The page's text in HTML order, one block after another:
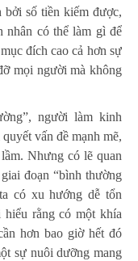
bởi số tiền kiếm được,
nhân có thể làm gì để
đích cao cả hơn sự
mọi người mà không
người làm kinh
vấn đề mạnh mẽ,
Nhưng có lẽ quan
đoạn “bình thường
có xu hướng dễ tổn
rằng có một khía
hơn bao giờ hết đó
sự nuôi dưỡng mang